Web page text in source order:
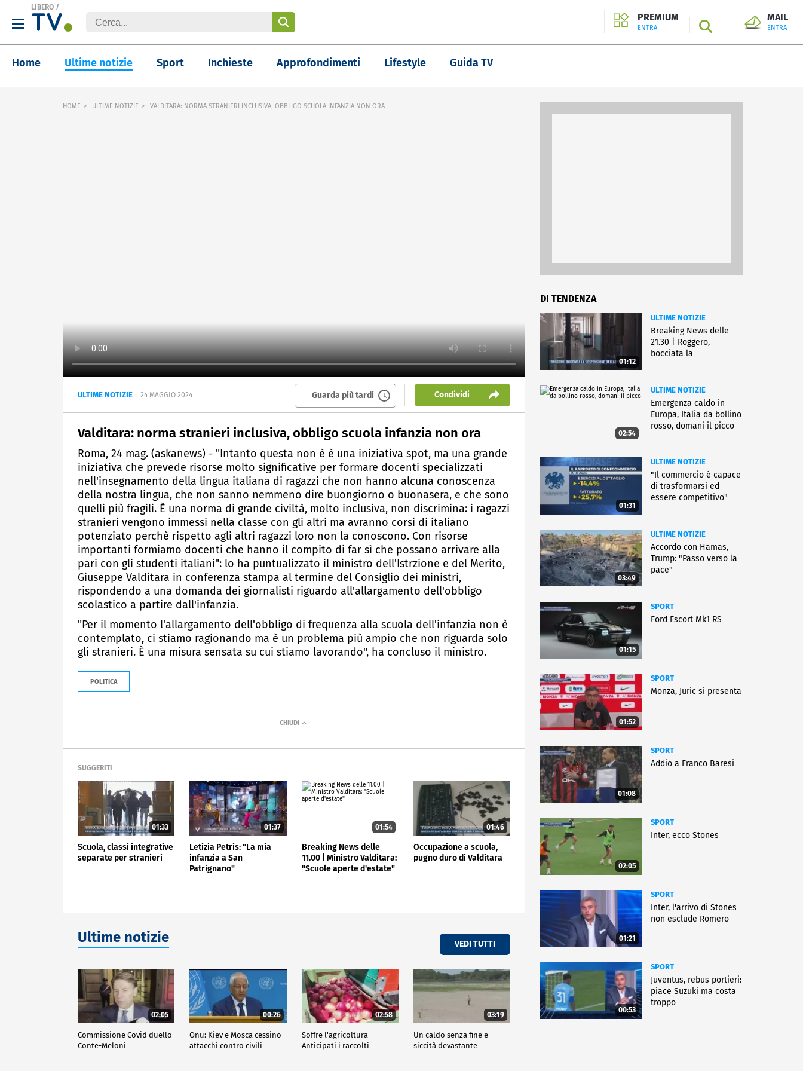
LIBERO /
PREMIUM
ENTRA SEARCH
MAIL
ENTRA
Home Ultime notizie Sport Inchieste Approfondimenti Lifestyle Guida TV
HOME ULTIME NOTIZIE VALDITARA: NORMA STRANIERI INCLUSIVA, OBBLIGO SCUOLA INFANZIA NON ORA
ULTIME NOTIZIE 24 MAGGIO 2024 Guarda più tardi Condividi
Valditara: norma stranieri inclusiva, obbligo scuola infanzia non ora
Roma, 24 mag. (askanews) - "Intanto questa non è è una iniziativa spot, ma una grande
iniziativa che prevede risorse molto significative per formare docenti specializzati
nell'insegnamento della lingua italiana di ragazzi che non hanno alcuna conoscenza
della nostra lingua, che non sanno nemmeno dire buongiorno o buonasera, e che sono
quelli più fragili. È una norma di grande civiltà, molto inclusiva, non discrimina: i ragazzi
stranieri vengono immessi nella classe con gli altri ma avranno corsi di italiano
potenziato perchè rispetto agli altri ragazzi loro non la conoscono. Con risorse
importanti formiamo docenti che hanno il compito di far sì che possano arrivare alla
pari con gli studenti italiani": lo ha puntualizzato il ministro dell'Istrzione e del Merito,
Giuseppe Valditara in conferenza stampa al termine del Consiglio dei ministri,
rispondendo a una domanda dei giornalisti riguardo all'allargamento dell'obbligo
scolastico a partire dall'infanzia.
"Per il momento l'allargamento dell'obbligo di frequenza alla scuola dell'infanzia non è
contemplato, ci stiamo ragionando ma è un problema più ampio che non riguarda solo
gli stranieri. È una misura sensata su cui stiamo lavorando", ha concluso il ministro.
POLITICA
SUGGERITI
01:33
Scuola, classi integrative
separate per stranieri
01:37
Letizia Petris: "La mia
infanzia a San
Patrignano"
01:54
Breaking News delle
11.00 | Ministro Valditara:
"Scuole aperte d'estate"
01:46
Occupazione a scuola,
pugno duro di Valditara
Ultime notizie VEDI TUTTI
02:05
Commissione Covid duello
Conte-Meloni
00:26
Onu: Kiev e Mosca cessino
attacchi contro civili
02:58
Soffre l'agricoltura
Anticipati i raccolti
03:19
Un caldo senza fine e
siccità devastante
DI TENDENZA
01:12
ULTIME NOTIZIE
Breaking News delle
21.30 | Roggero,
bocciata la
02:54
ULTIME NOTIZIE
Emergenza caldo in
Europa, Italia da bollino
rosso, domani il picco
01:31
ULTIME NOTIZIE
"Il commercio è capace
di trasformarsi ed
essere competitivo"
03:49
ULTIME NOTIZIE
Accordo con Hamas,
Trump: "Passo verso la
pace"
01:15
SPORT
Ford Escort Mk1 RS
01:52
SPORT
Monza, Juric si presenta
01:08
SPORT
Addio a Franco Baresi
02:05
SPORT
Inter, ecco Stones
01:21
SPORT
Inter, l'arrivo di Stones
non esclude Romero
00:53
SPORT
Juventus, rebus portieri:
piace Suzuki ma costa
troppo